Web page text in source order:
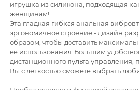
игрушка из силикона, подходящая
женщинам!
Эта гладкая гибкая анальная
эргономичное строение - дизайн
образом, чтобы доставить
ее использования. Большим
дистанционного пульта управления,
Вы с легкостью сможете выбрать